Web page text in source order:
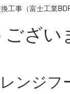
ござ
ンジフ